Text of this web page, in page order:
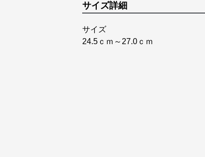
サイズ詳細
サイズ
24.5ｃｍ～27.0ｃｍ